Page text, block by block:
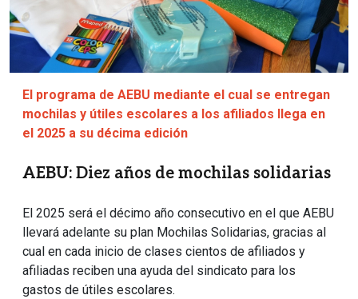
El programa de AEBU mediante el cual se entregan
mochilas y útiles escolares a los afiliados llega en
el 2025 a su décima edición
AEBU: Diez años de mochilas solidarias
El 2025 será el décimo año consecutivo en el que AEBU
llevará adelante su plan Mochilas Solidarias, gracias al
cual en cada inicio de clases cientos de afiliados y
afiliadas reciben una ayuda del sindicato para los
gastos de útiles escolares.